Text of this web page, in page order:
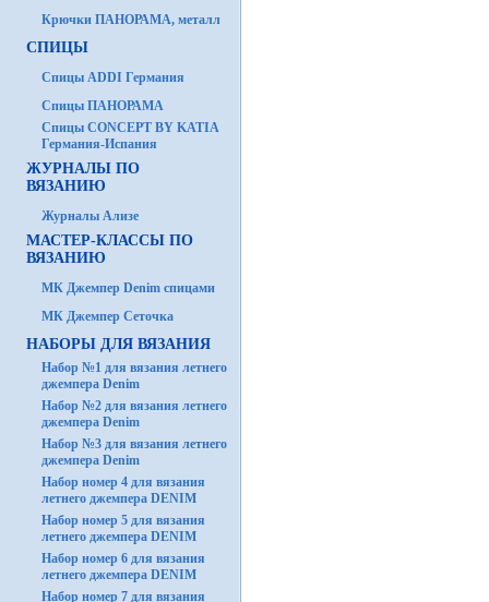
Крючки ПАНОРАМА, металл
СПИЦЫ
Спицы ADDI Германия
Спицы ПАНОРАМА
Спицы CONCEPT BY KATIA
Германия-Испания
ЖУРНАЛЫ ПО
ВЯЗАНИЮ
Журналы Ализе
МАСТЕР-КЛАССЫ ПО
ВЯЗАНИЮ
МК Джемпер Denim спицами
МК Джемпер Сеточка
НАБОРЫ ДЛЯ ВЯЗАНИЯ
Набор №1 для вязания летнего
джемпера Denim
Набор №2 для вязания летнего
джемпера Denim
Набор №3 для вязания летнего
джемпера Denim
Набор номер 4 для вязания
летнего джемпера DENIM
Набор номер 5 для вязания
летнего джемпера DENIM
Набор номер 6 для вязания
летнего джемпера DENIM
Набор номер 7 для вязания